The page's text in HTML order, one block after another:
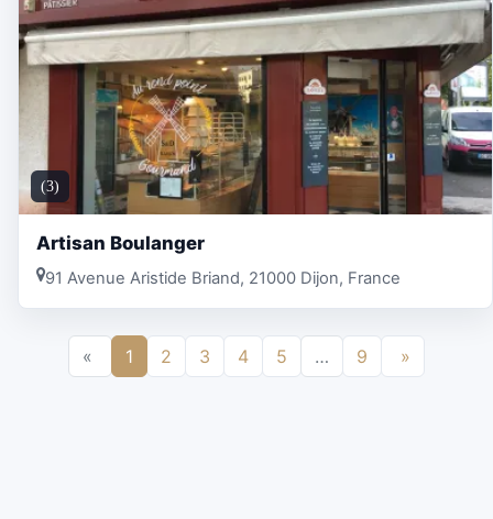
(3)
Artisan Boulanger
91 Avenue Aristide Briand, 21000 Dijon, France
« 1 2 3 4 5 … 9 »